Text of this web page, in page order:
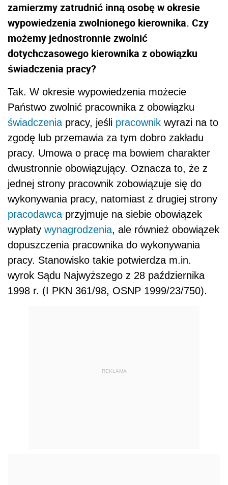
zamierzmy zatrudnić inną osobę w okresie
wypowiedzenia zwolnionego kierownika. Czy
możemy jednostronnie zwolnić
dotychczasowego kierownika z obowiązku
świadczenia pracy?
Tak. W okresie wypowiedzenia możecie
Państwo zwolnić pracownika z obowiązku
świadczenia pracy, jeśli pracownik wyrazi na to
zgodę lub przemawia za tym dobro zakładu
pracy. Umowa o pracę ma bowiem charakter
dwustronnie obowiązujący. Oznacza to, że z
jednej strony pracownik zobowiązuje się do
wykonywania pracy, natomiast z drugiej strony
pracodawca przyjmuje na siebie obowiązek
wypłaty wynagrodzenia, ale również obowiązek
dopuszczenia pracownika do wykonywania
pracy. Stanowisko takie potwierdza m.in.
wyrok Sądu Najwyższego z 28 października
1998 r. (I PKN 361/98, OSNP 1999/23/750).
REKLAMA